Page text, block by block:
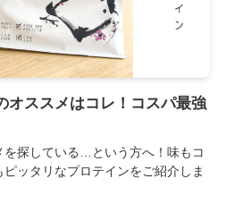
オススメはコレ！コスパ最強
を探している…という方へ！味もコ
ッタリなプロテインをご紹介しま